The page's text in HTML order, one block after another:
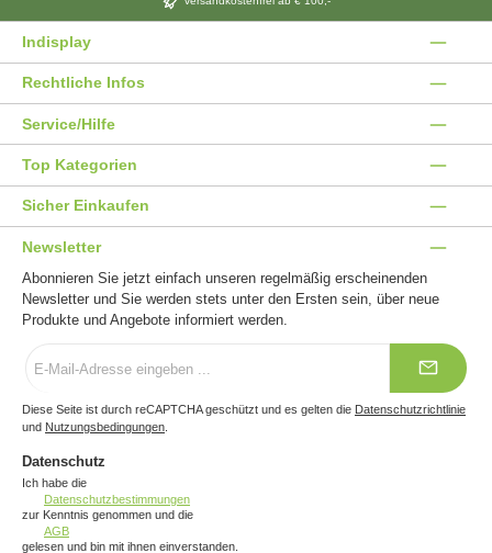
Indisplay
Rechtliche Infos
Service/Hilfe
Top Kategorien
Sicher Einkaufen
Newsletter
Abonnieren Sie jetzt einfach unseren regelmäßig erscheinenden
Newsletter und Sie werden stets unter den Ersten sein, über neue
Produkte und Angebote informiert werden.
Mail-
Diese Seite ist durch reCAPTCHA geschützt und es gelten die Datenschutzrichtlinie
und Nutzungsbedingungen
Datenschutz
Ich habe die
Datenschutzbestimmungen
zur Kenntnis genommen und die
AGB
gelesen und bin mit ihnen einverstanden.